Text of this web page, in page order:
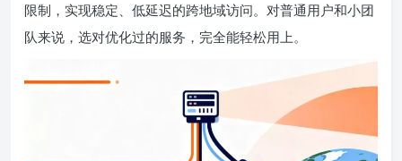
限制，实现稳定、低延迟的跨地域访问。对普通用户和小团
队来说，选对优化过的服务，完全能轻松用上。